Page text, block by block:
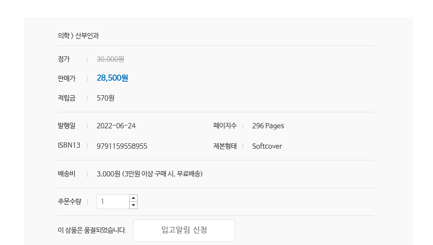
의학> 산부인과
정가 30,000원
판매가 28,500원
적립금 570원
발행일 2022-06-24 페이지수 296 Pages
ISBN13 9791159558955 제본형태 Softcover
배송비 3,000원 (3만원 이상 구매 시, 무료배송)
주문수량
이 상품은 품절되었습니다. 입고알림 신청